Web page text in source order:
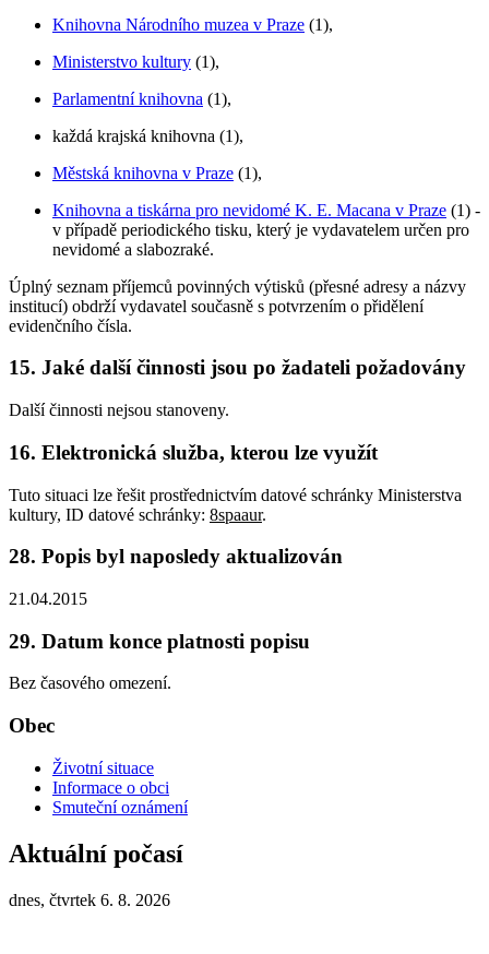
Knihovna Národního muzea v Praze (1),
Ministerstvo kultury (1),
Parlamentní knihovna (1),
každá krajská knihovna (1),
Městská knihovna v Praze (1),
Knihovna a tiskárna pro nevidomé K. E. Macana v Praze (1) -
v případě periodického tisku, který je vydavatelem určen pro
nevidomé a slabozraké.
Úplný seznam příjemců povinných výtisků (přesné adresy a názvy
institucí) obdrží vydavatel současně s potvrzením o přidělení
evidenčního čísla.
15. Jaké další činnosti jsou po žadateli požadovány
Další činnosti nejsou stanoveny.
16. Elektronická služba, kterou lze využít
Tuto situaci lze řešit prostřednictvím datové schránky Ministerstva
kultury, ID datové schránky: 8spaaur.
28. Popis byl naposledy aktualizován
21.04.2015
29. Datum konce platnosti popisu
Bez časového omezení.
Obec
Životní situace
Informace o obci
Smuteční oznámení
Aktuální počasí
dnes, čtvrtek 6. 8. 2026